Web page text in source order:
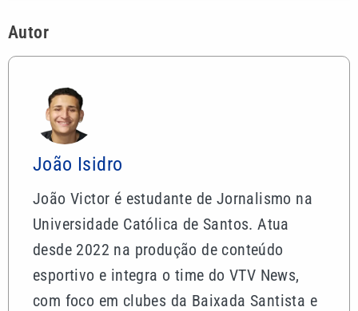
Autor
João Isidro
João Victor é estudante de Jornalismo na
Universidade Católica de Santos. Atua
desde 2022 na produção de conteúdo
esportivo e integra o time do VTV News,
com foco em clubes da Baixada Santista e